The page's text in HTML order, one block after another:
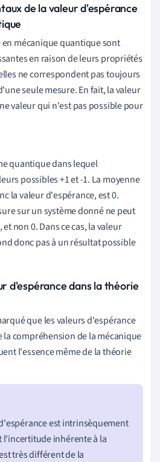
de la valeur d'espérance
en mécanique quantique sont
en raison de leurs propriétés
ne correspondent pas toujours
seule mesure. En fait, la valeur
valeur qui n'est pas possible pour
quantique dans lequel
possibles +1 et -1. La moyenne
la valeur d'espérance, est 0.
sur un système donné ne peut
non 0. Dans ce cas, la valeur
donc pas à un résultat possible
d'espérance dans la théorie
que les valeurs d'espérance
compréhension de la mécanique
l'essence même de la théorie
est intrinsèquement
inhérente à la
très différent de la